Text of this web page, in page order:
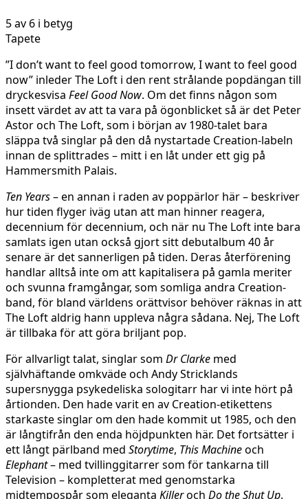
5 av 6 i betyg
Tapete
”I don’t want to feel good tomorrow, I want to feel good
now” inleder The Loft i den rent strålande popdängan till
dryckesvisa Feel Good Now. Om det finns någon som
insett värdet av att ta vara på ögonblicket så är det Peter
Astor och The Loft, som i början av 1980-talet bara
släppa två singlar på den då nystartade Creation-labeln
innan de splittrades – mitt i en låt under ett gig på
Hammersmith Palais.
Ten Years– en annan i raden av poppärlor här – beskriver
hur tiden flyger iväg utan att man hinner reagera,
decennium för decennium, och när nu The Loft inte bara
samlats igen utan också gjort sitt debutalbum 40 år
senare är det sannerligen på tiden. Deras återförening
handlar alltså inte om att kapitalisera på gamla meriter
och svunna framgångar, som somliga andra Creation-
band, för bland världens orättvisor behöver räknas in att
The Loft aldrig hann uppleva några sådana. Nej, The Loft
är tillbaka för att göra briljant pop.
För allvarligt talat, singlar som Dr Clarke med
självhäftande omkväde och Andy Stricklands
supersnygga psykedeliska sologitarr har vi inte hört på
årtionden. Den hade varit en av Creation-etikettens
starkaste singlar om den hade kommit ut 1985, och den
är långtifrån den enda höjdpunkten här. Det fortsätter i
ett långt pärlband med Storytime, This Machineoch
Elephant– med tvillinggitarrer som för tankarna till
Television – kompletterat med genomstarka
midtempospår som eleganta Killeroch Do the Shut Up.